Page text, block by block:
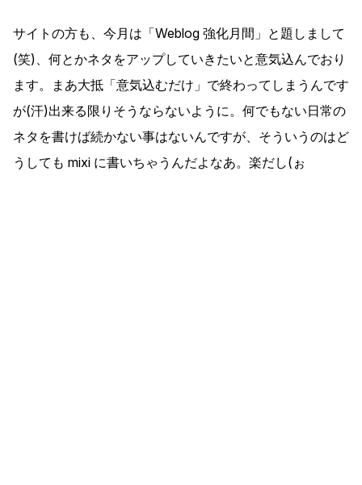
サイトの方も、今月は「Weblog 強化月間」と題しまして
(笑)、何とかネタをアップしていきたいと意気込んでおり
ます。まあ大抵「意気込むだけ」で終わってしまうんです
が(汗)出来る限りそうならないように。何でもない日常の
ネタを書けば続かない事はないんですが、そういうのはど
うしても mixi に書いちゃうんだよなあ。楽だし(ぉ